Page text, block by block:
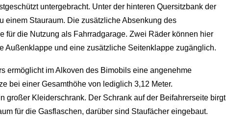
untergebracht. Unter der hinteren Quersitzbank der
einem Stauraum. Die zusätzliche Absenkung des
für die Nutzung als Fahrradgarage. Zwei Räder können hier
Außenklappe und eine zusätzliche Seitenklappe zugänglich.
ermöglicht im Alkoven des Bimobils eine angenehme
bei einer Gesamthöhe von lediglich 3,12 Meter.
großer Kleiderschrank. Der Schrank auf der Beifahrerseite birgt
für die Gasflaschen, darüber sind Staufächer eingebaut.